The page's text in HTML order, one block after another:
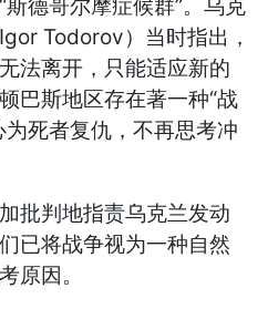
德哥尔摩症候群”。乌克
Todorov）当时指出，
法离开，只能适应新的
巴斯地区存在著一种“战
死者复仇，不再思考冲
批判地指责乌克兰发动
已将战争视为一种自然
原因。